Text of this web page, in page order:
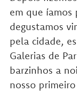
em que íamos
degustamos
pela cidade,
Galerias de
barzinhos a
nosso